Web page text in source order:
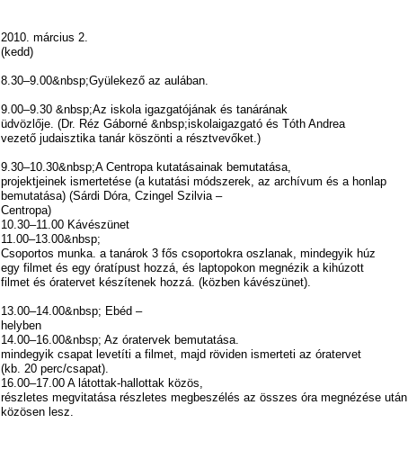
2010. március 2.
(kedd)
8.30–9.00&nbsp;Gyülekező az aulában.
9.00–9.30 &nbsp;Az iskola igazgatójának és tanárának
üdvözlője. (Dr. Réz Gáborné &nbsp;iskolaigazgató és Tóth Andrea
vezető judaisztika tanár köszönti a résztvevőket.)
9.30–10.30&nbsp;A Centropa kutatásainak bemutatása,
projektjeinek ismertetése (a kutatási módszerek, az archívum és a honlap
bemutatása) (Sárdi Dóra, Czingel Szilvia –
Centropa)
10.30–11.00 Kávészünet
11.00–13.00&nbsp;
Csoportos munka. a tanárok 3 fős csoportokra oszlanak, mindegyik húz
egy filmet és egy óratípust hozzá, és laptopokon megnézik a kihúzott
filmet és óratervet készítenek hozzá. (közben kávészünet).
13.00–14.00&nbsp; Ebéd –
helyben
14.00–16.00&nbsp; Az óratervek bemutatása.
mindegyik csapat levetíti a filmet, majd röviden ismerteti az óratervet
(kb. 20 perc/csapat).
16.00–17.00 A látottak-hallottak közös,
részletes megvitatása részletes megbeszélés az összes óra megnézése után
közösen lesz.